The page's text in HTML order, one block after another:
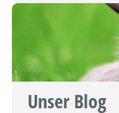
Unser Blog